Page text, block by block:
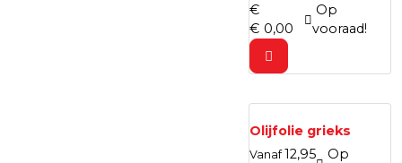
€
€ 0,00
Op
vooraad!
Olijfolie grieks
Vanaf12,95
Op